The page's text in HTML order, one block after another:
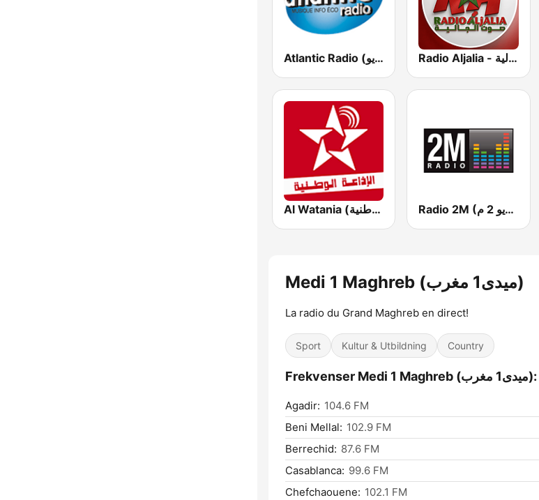
Atlantic Radio (أتلانتيك راديو) Radio Aljalia - راديو الجالية
Al Watania (الإذاعة الوطنية) Radio 2M (راديو 2 م)
Medi 1 Maghreb (ميدى1 مغرب)
La radio du Grand Maghreb en direct!
Sport Kultur & Utbildning Country
Frekvenser Medi 1 Maghreb (ميدى1 مغرب):
Agadir: 104.6 FM
Beni Mellal: 102.9 FM
Berrechid: 87.6 FM
Casablanca: 99.6 FM
Chefchaouene: 102.1 FM